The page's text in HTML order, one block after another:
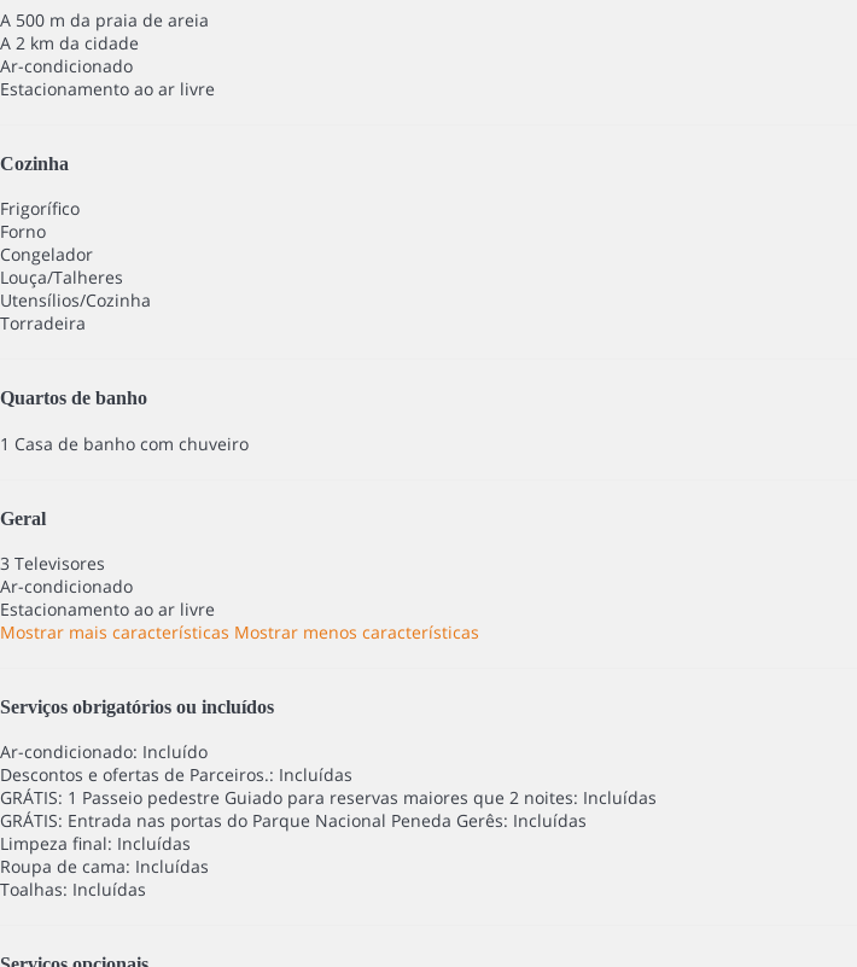
A 500 m da praia de areia
A 2 km da cidade
Ar-condicionado
Estacionamento ao ar livre
Cozinha
Frigorífico
Forno
Congelador
Louça/Talheres
Utensílios/Cozinha
Torradeira
Quartos de banho
1 Casa de banho com chuveiro
Geral
3 Televisores
Ar-condicionado
Estacionamento ao ar livre
Mostrar mais características Mostrar menos características
Serviços obrigatórios ou incluídos
Ar-condicionado: Incluído
Descontos e ofertas de Parceiros.: Incluídas
GRÁTIS: 1 Passeio pedestre Guiado para reservas maiores que 2 noites: Incluídas
GRÁTIS: Entrada nas portas do Parque Nacional Peneda Gerês: Incluídas
Limpeza final: Incluídas
Roupa de cama: Incluídas
Toalhas: Incluídas